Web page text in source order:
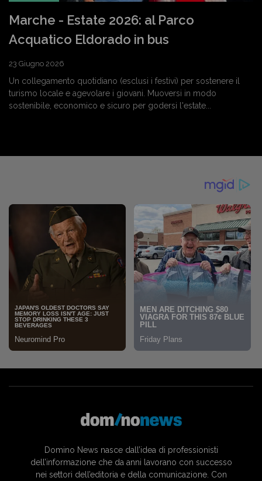
Marche - Estate 2026: al Parco
Acquatico Eldorado in bus
23 Giugno 2026
Un collegamento quotidiano (esclusi i festivi) per sostenere il
turismo locale e agevolare i giovani. Muoversi in modo
sostenibile, economico e sicuro per godersi l'estate...
Domino News nasce dall’idea di professionisti
dell’informazione che da anni lavorano con successo
nei settori dell’editoria e della comunicazione. Con